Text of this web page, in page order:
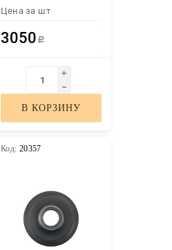
развальцовки и
Цена за шт
3050 Р
В КОРЗИНУ
Код: 20357